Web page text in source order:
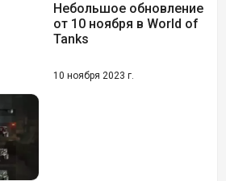
Небольшое обновление
от 10 ноября в World of
Tanks
10 ноября 2023 г.